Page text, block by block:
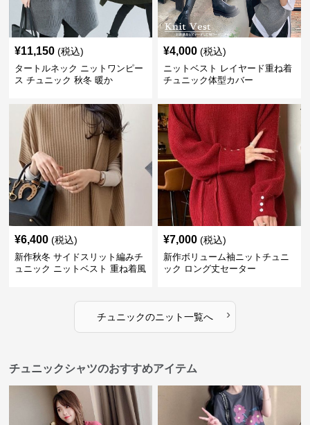
¥11,150 (税込)
タートルネック ニットワンピー
ス チュニック 秋冬 暖か
¥4,000 (税込)
ニットベスト レイヤード重ね着
チュニック体型カバー
¥6,400 (税込)
新作秋冬 サイドスリット編みチ
ュニック ニットベスト 重ね着風
¥7,000 (税込)
新作ボリューム袖ニットチュニ
ック ロング丈セーター
チュニックのニット一覧へ ›
チュニックシャツのおすすめアイテム